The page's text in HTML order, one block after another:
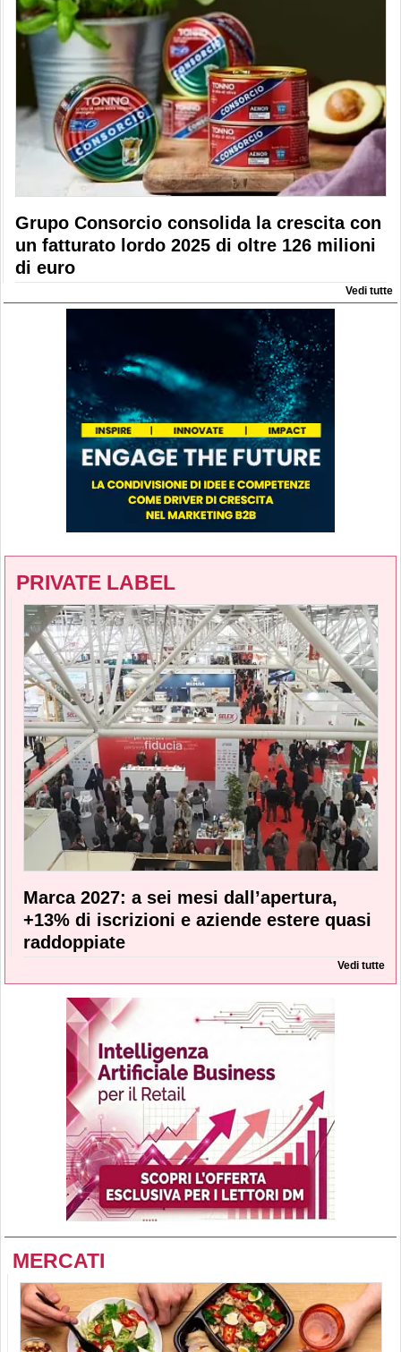
Grupo Consorcio consolida la crescita con
un fatturato lordo 2025 di oltre 126 milioni
di euro
Vedi tutte
PRIVATE LABEL
Marca 2027: a sei mesi dall’apertura,
+13% di iscrizioni e aziende estere quasi
raddoppiate
Vedi tutte
MERCATI